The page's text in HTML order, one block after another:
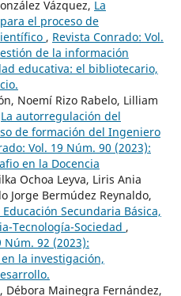
Vázquez, La
el proceso de
, Revista Conrado: Vol.
de la información
educativa: el bibliotecario,
Noemí Rizo Rabelo, Lilliam
La autorregulación del
de formación del Ingeniero
Vol. 19 Núm. 90 (2023):
en la Docencia
Ochoa Leyva, Liris Ania
Jorge Bermúdez Reynaldo,
Secundaria Básica,
Tecnología-Sociedad ,
Núm. 92 (2023):
la investigación,
Débora Mainegra Fernández,